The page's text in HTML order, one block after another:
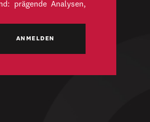
prägende Analysen,